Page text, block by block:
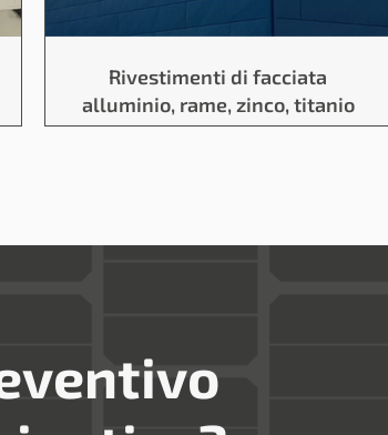
Rivestimenti di facciata
alluminio, rame, zinco, titanio